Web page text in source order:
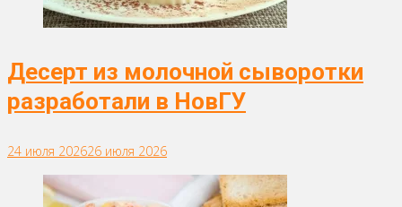
Десерт из молочной сыворотки
разработали в НовГУ
24 июля 202626 июля 2026